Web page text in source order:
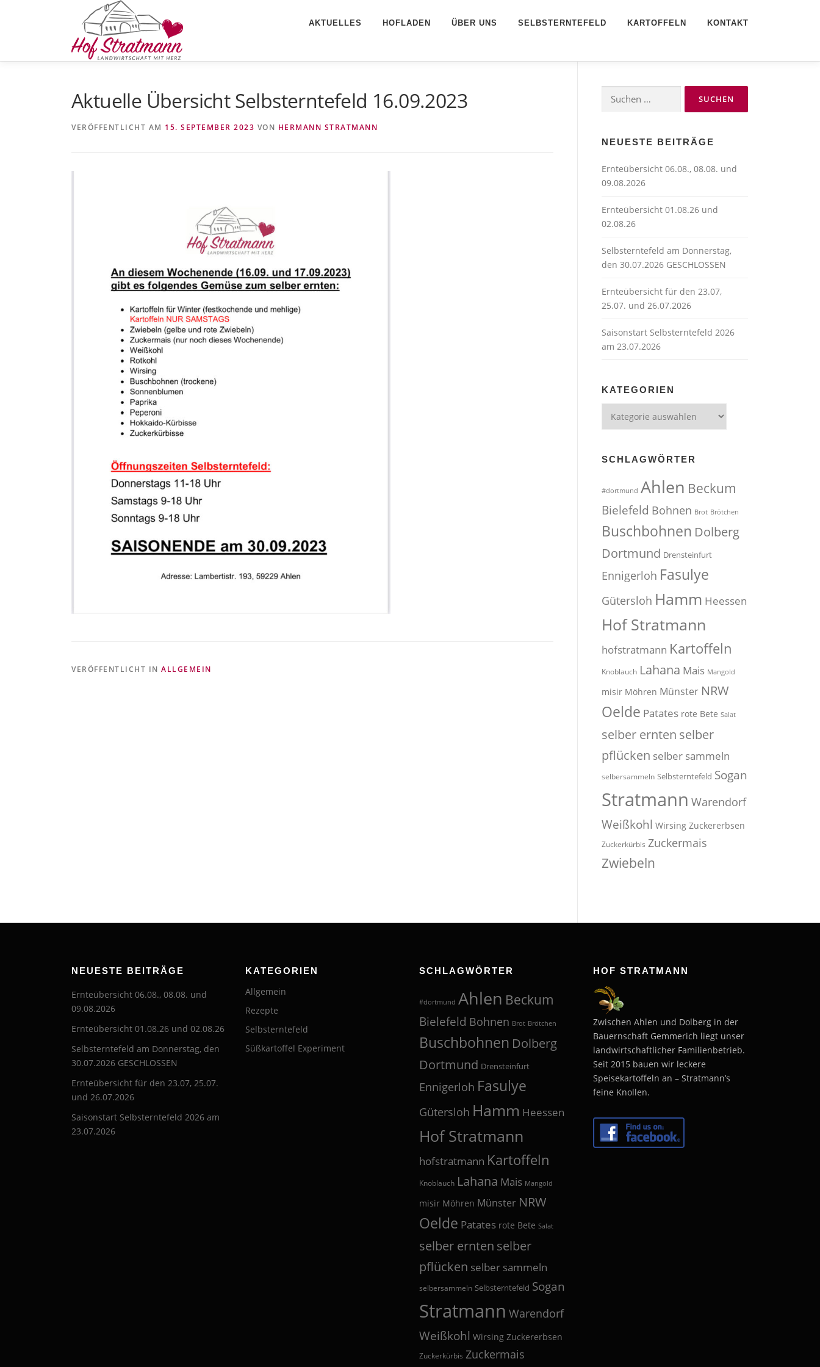
AKTUELLES HOFLADEN ÜBER UNS SELBSTERNTEFELD KARTOFFELN KONTAKT
Aktuelle Übersicht Selbsterntefeld 16.09.2023
VERÖFFENTLICHT AM 15. SEPTEMBER 2023 VON HERMANN STRATMANN
VERÖFFENTLICHT IN ALLGEMEIN
Suchen
nach:
NEUESTE BEITRÄGE
Ernteübersicht 06.08., 08.08. und
09.08.2026
Ernteübersicht 01.08.26 und
02.08.26
Selbsterntefeld am Donnerstag,
den 30.07.2026 GESCHLOSSEN
Ernteübersicht für den 23.07,
25.07. und 26.07.2026
Saisonstart Selbsterntefeld 2026
am 23.07.2026
KATEGORIEN
SCHLAGWÖRTER
#dortmund Ahlen Beckum
Bielefeld Bohnen Brot Brötchen
Buschbohnen Dolberg
Dortmund Drensteinfurt
Ennigerloh Fasulye
Gütersloh Hamm Heessen
Hof Stratmann
hofstratmann Kartoffeln
Knoblauch Lahana Mais Mangold
misir Möhren Münster NRW
Oelde Patates rote Bete Salat
selber ernten selber
pflücken selber sammeln
selbersammeln Selbsterntefeld Sogan
Stratmann Warendorf
Weißkohl Wirsing Zuckererbsen
Zuckerkürbis Zuckermais
Zwiebeln
NEUESTE BEITRÄGE
Ernteübersicht 06.08., 08.08. und
09.08.2026
Ernteübersicht 01.08.26 und 02.08.26
Selbsterntefeld am Donnerstag, den
30.07.2026 GESCHLOSSEN
Ernteübersicht für den 23.07, 25.07.
und 26.07.2026
Saisonstart Selbsterntefeld 2026 am
23.07.2026
KATEGORIEN
Allgemein
Rezepte
Selbsterntefeld
Süßkartoffel Experiment
SCHLAGWÖRTER
#dortmund Ahlen Beckum
Bielefeld Bohnen Brot Brötchen
Buschbohnen Dolberg
Dortmund Drensteinfurt
Ennigerloh Fasulye
Gütersloh Hamm Heessen
Hof Stratmann
hofstratmann Kartoffeln
Knoblauch Lahana Mais Mangold
misir Möhren Münster NRW
Oelde Patates rote Bete Salat
selber ernten selber
pflücken selber sammeln
selbersammeln Selbsterntefeld Sogan
Stratmann Warendorf
Weißkohl Wirsing Zuckererbsen
Zuckerkürbis Zuckermais
HOF STRATMANN
Zwischen Ahlen und Dolberg in der
Bauernschaft Gemmerich liegt unser
landwirtschaftlicher Familienbetrieb.
Seit 2015 bauen wir leckere
Speisekartoffeln an – Stratmann’s
feine Knollen.